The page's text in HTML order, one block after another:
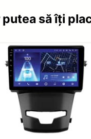
putea să îți